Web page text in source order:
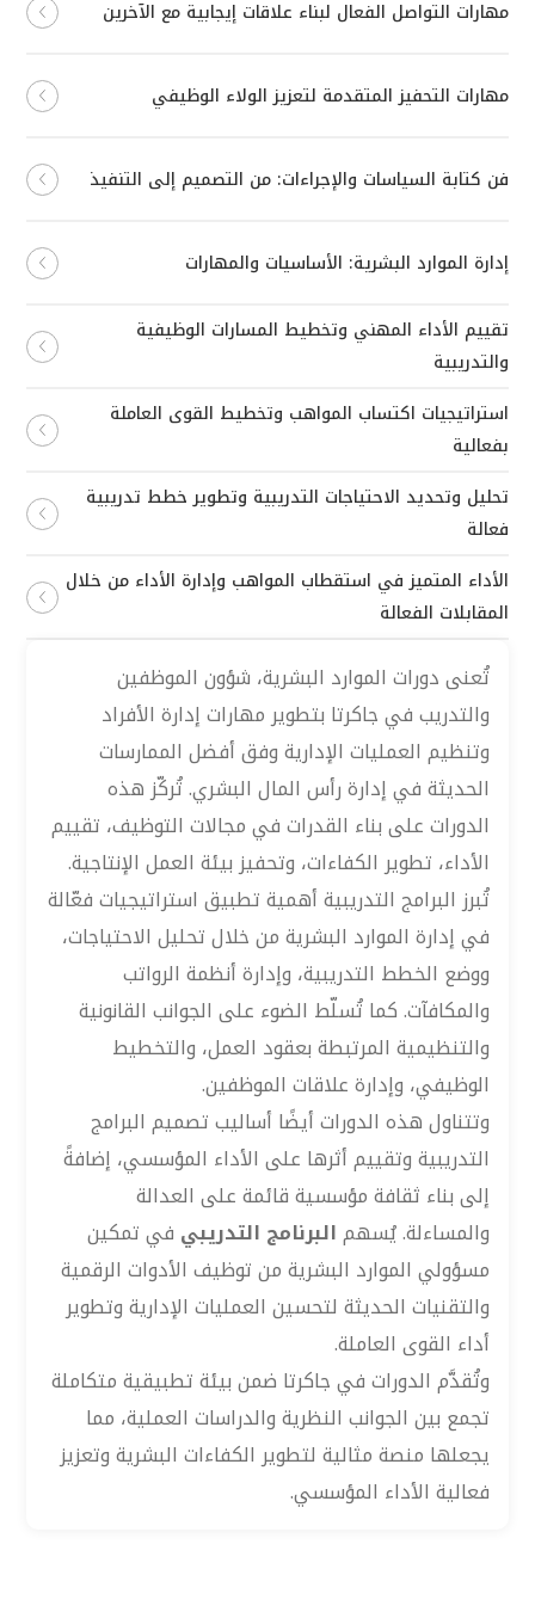
مهارات التواصل الفعال لبناء علاقات إيجابية مع الآخرين
مهارات التحفيز المتقدمة لتعزيز الولاء الوظيفي
فن كتابة السياسات والإجراءات: من التصميم إلى التنفيذ
إدارة الموارد البشرية: الأساسيات والمهارات
تقييم الأداء المهني وتخطيط المسارات الوظيفية
والتدريبية
استراتيجيات اكتساب المواهب وتخطيط القوى العاملة
بفعالية
تحليل وتحديد الاحتياجات التدريبية وتطوير خطط تدريبية
فعالة
الأداء المتميز في استقطاب المواهب وإدارة الأداء من خلال
المقابلات الفعالة
تُعنى دورات الموارد البشرية، شؤون الموظفين
والتدريب في جاكرتا بتطوير مهارات إدارة الأفراد
وتنظيم العمليات الإدارية وفق أفضل الممارسات
الحديثة في إدارة رأس المال البشري. تُركّز هذه
الدورات على بناء القدرات في مجالات التوظيف، تقييم
الأداء، تطوير الكفاءات، وتحفيز بيئة العمل الإنتاجية.
تُبرز البرامج التدريبية أهمية تطبيق استراتيجيات فعّالة
في إدارة الموارد البشرية من خلال تحليل الاحتياجات،
ووضع الخطط التدريبية، وإدارة أنظمة الرواتب
والمكافآت. كما تُسلّط الضوء على الجوانب القانونية
والتنظيمية المرتبطة بعقود العمل، والتخطيط
الوظيفي، وإدارة علاقات الموظفين.
وتتناول هذه الدورات أيضًا أساليب تصميم البرامج
التدريبية وتقييم أثرها على الأداء المؤسسي، إضافةً
إلى بناء ثقافة مؤسسية قائمة على العدالة
والمساءلة. يُسهمالبرنامج التدريبي في تمكين
مسؤولي الموارد البشرية من توظيف الأدوات الرقمية
والتقنيات الحديثة لتحسين العمليات الإدارية وتطوير
أداء القوى العاملة.
وتُقدَّم الدورات في جاكرتا ضمن بيئة تطبيقية متكاملة
تجمع بين الجوانب النظرية والدراسات العملية، مما
يجعلها منصة مثالية لتطوير الكفاءات البشرية وتعزيز
فعالية الأداء المؤسسي.